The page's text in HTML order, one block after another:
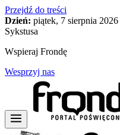
Przejdź do treści
Dzień: piątek, 7 sierpnia 2026
Sykstusa
Wspieraj Frondę
Wesprzyj nas